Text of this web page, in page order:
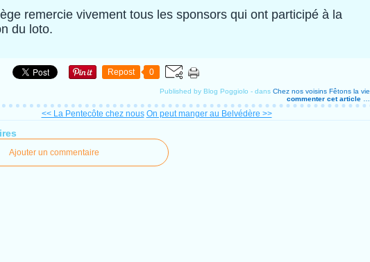
remercie vivement tous les sponsors qui ont participé à la
du loto.
Repost 0
Published by Blog Poggiolo - dans Chez nos voisins Fêtons la vie
commenter cet article
<< La Pentecôte chez nous On peut manger au Belvédère >>
Ajouter un commentaire